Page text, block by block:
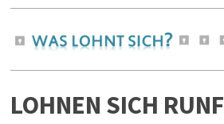
LOHNEN SICH